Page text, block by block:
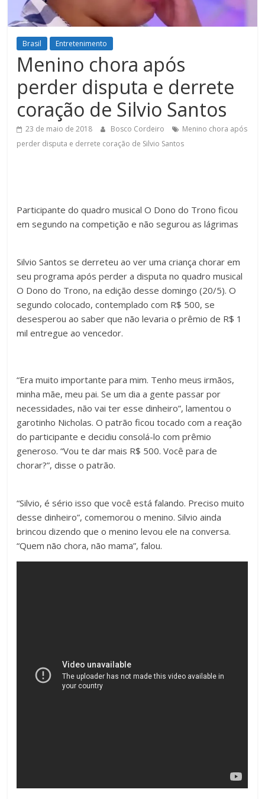
Figueiredo
Brasil Entretenimento
Menino chora após
perder disputa e derrete
coração de Silvio Santos
23 de maio de 2018 Bosco Cordeiro
Menino chora após
perder disputa e derrete coração de Silvio Santos
Participante do quadro musical O Dono do Trono ficou
em segundo na competição e não segurou as lágrimas
Silvio Santos se derreteu ao ver uma criança chorar em
seu programa após perder a disputa no quadro musical
O Dono do Trono, na edição desse domingo (20/5). O
segundo colocado, contemplado com R$ 500, se
desesperou ao saber que não levaria o prêmio de R$ 1
mil entregue ao vencedor.
“Era muito importante para mim. Tenho meus irmãos,
minha mãe, meu pai. Se um dia a gente passar por
necessidades, não vai ter esse dinheiro”, lamentou o
garotinho Nicholas. O patrão ficou tocado com a reação
do participante e decidiu consolá-lo com prêmio
generoso. “Vou te dar mais R$ 500. Você para de
chorar?”, disse o patrão.
“Silvio, é sério isso que você está falando. Preciso muito
desse dinheiro”, comemorou o menino. Silvio ainda
brincou dizendo que o menino levou ele na conversa.
“Quem não chora, não mama”, falou.